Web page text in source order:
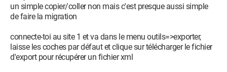
un simple copier/coller non mais c'est presque aussi simple
de faire la migration
connecte-toi au site 1 et va dans le menu outils=>exporter,
laisse les coches par défaut et clique sur télécharger le fichier
d'export pour récupérer un fichier xml